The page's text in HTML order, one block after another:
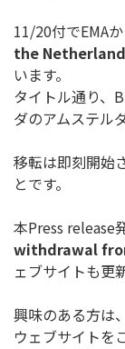
11/20付でEMA
the
います。
タイトル通り、
ダのアムステル
移転は即刻開始
とです。
本Press release
withdrawal
ェブサイトも更
興味のある方は
ウェブサイトを